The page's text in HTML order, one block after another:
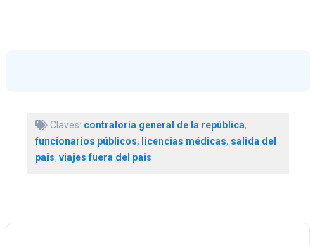
Claves: contraloría general de la república,
funcionarios públicos, licencias médicas, salida del
pais, viajes fuera del pais